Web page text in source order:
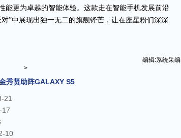
能更为卓越的智能体验。这款走在智能手机发展前沿
对”中展现出独一无二的旗舰锋芒，让在座星粉们深深
编辑:系统采编
>
秀贤助阵GALAXY S5
21
17
10